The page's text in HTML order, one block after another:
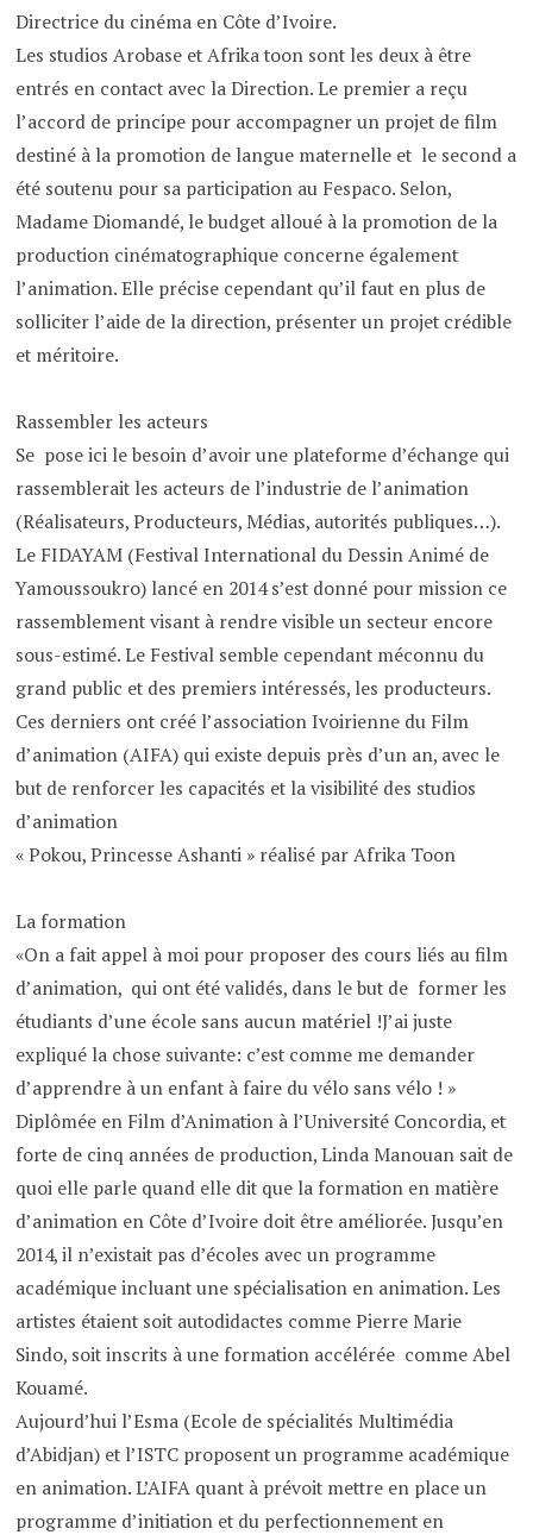
Directrice du cinéma en Côte d’Ivoire.
Les studios Arobase et Afrika toon sont les deux à être
entrés en contact avec la Direction. Le premier a reçu
l’accord de principe pour accompagner un projet de film
destiné à la promotion de langue maternelle et le second a
été soutenu pour sa participation au Fespaco. Selon,
Madame Diomandé, le budget alloué à la promotion de la
production cinématographique concerne également
l’animation. Elle précise cependant qu’il faut en plus de
solliciter l’aide de la direction, présenter un projet crédible
et méritoire.
Rassembler les acteurs
Se pose ici le besoin d’avoir une plateforme d’échange qui
rassemblerait les acteurs de l’industrie de l’animation
(Réalisateurs, Producteurs, Médias, autorités publiques…).
Le FIDAYAM (Festival International du Dessin Animé de
Yamoussoukro) lancé en 2014 s’est donné pour mission ce
rassemblement visant à rendre visible un secteur encore
sous-estimé. Le Festival semble cependant méconnu du
grand public et des premiers intéressés, les producteurs.
Ces derniers ont créé l’association Ivoirienne du Film
d’animation (AIFA) qui existe depuis près d’un an, avec le
but de renforcer les capacités et la visibilité des studios
d’animation
« Pokou, Princesse Ashanti » réalisé par Afrika Toon
La formation
«On a fait appel à moi pour proposer des cours liés au film
d’animation, qui ont été validés, dans le but de former les
étudiants d’une école sans aucun matériel !J’ai juste
expliqué la chose suivante: c’est comme me demander
d’apprendre à un enfant à faire du vélo sans vélo ! »
Diplômée en Film d’Animation à l’Université Concordia, et
forte de cinq années de production, Linda Manouan sait de
quoi elle parle quand elle dit que la formation en matière
d’animation en Côte d’Ivoire doit être améliorée. Jusqu’en
2014, il n’existait pas d’écoles avec un programme
académique incluant une spécialisation en animation. Les
artistes étaient soit autodidactes comme Pierre Marie
Sindo, soit inscrits à une formation accélérée comme Abel
Kouamé.
Aujourd’hui l’Esma (Ecole de spécialités Multimédia
d’Abidjan) et l’ISTC proposent un programme académique
en animation. L’AIFA quant à prévoit mettre en place un
programme d’initiation et du perfectionnement en